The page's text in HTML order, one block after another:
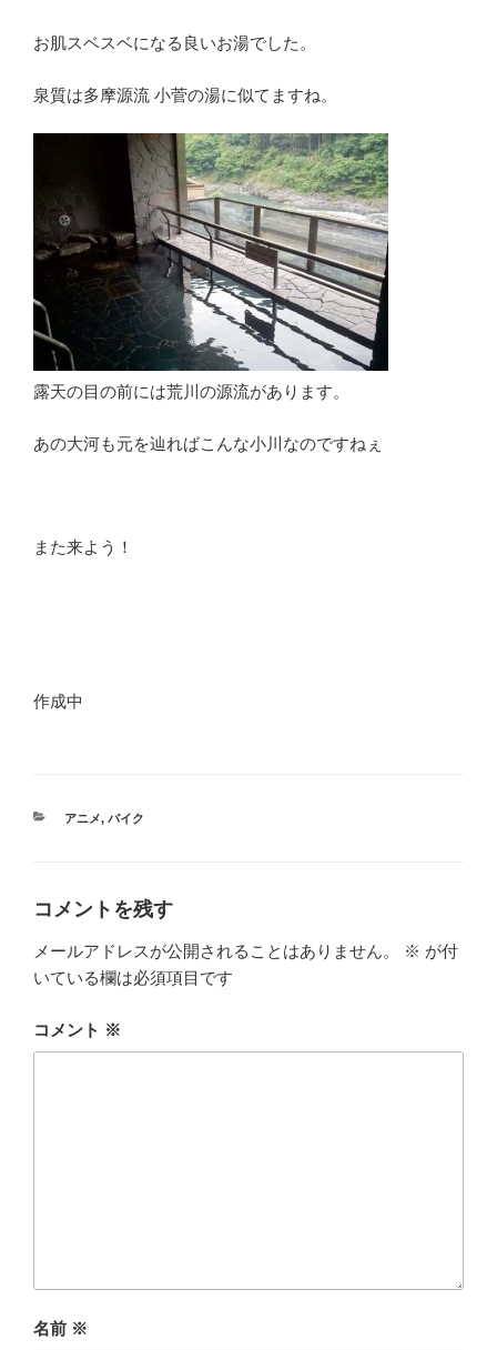
お肌スベスベになる良いお湯でした。
泉質は多摩源流 小菅の湯に似てますね。
露天の目の前には荒川の源流があります。
あの大河も元を辿ればこんな小川なのですねぇ
また来よう！
作成中
カ
アニメ, バイク
コメントを残す
メールアドレスが公開されることはありません。 ※ が付
いている欄は必須項目です
コメント ※
名前 ※